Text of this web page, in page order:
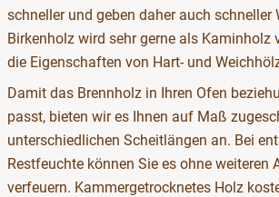
schneller und geben daher auch schneller
Birkenholz wird sehr gerne als Kaminholz
die Eigenschaften von Hart- und
Damit das Brennholz in Ihren Ofen
passt, bieten wir es Ihnen auf Maß
unterschiedlichen Scheitlängen an. Bei
Restfeuchte können Sie es ohne weiteren
verfeuern. Kammergetrocknetes Holz